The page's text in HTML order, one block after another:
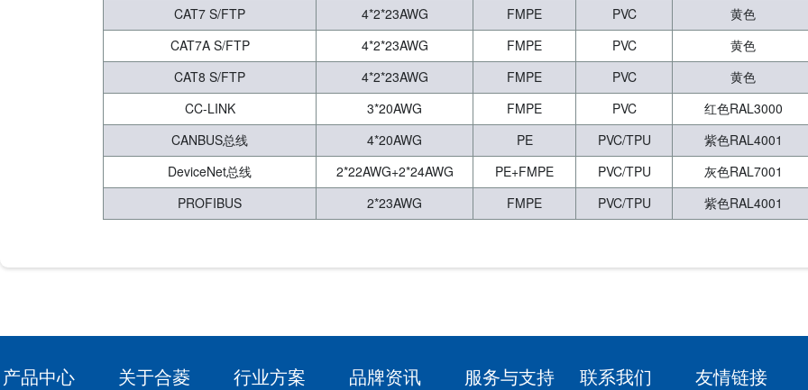
CAT7 S/FTP
4*2*23AWG FMPE PVC 黄色
CAT7A S/FTP
4*2*23AWG FMPE PVC 黄色
CAT8 S/FTP
4*2*23AWG FMPE PVC 黄色
CC-LINK
3*20AWG FMPE PVC 红色RAL3000
CANBUS总线
4*20AWG PE PVC/TPU 紫色RAL4001
DeviceNet总线
2*22AWG+2*24AWG PE+FMPE PVC/TPU 灰色RAL7001
PROFIBUS
2*23AWG FMPE PVC/TPU 紫色RAL4001
产品中心 关于合菱 行业方案 品牌资讯 服务与支持 联系我们 友情链接